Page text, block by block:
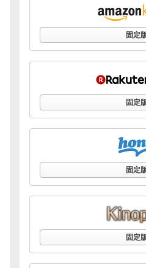
固定
固定
固定
固定